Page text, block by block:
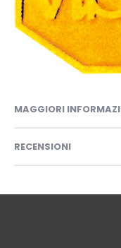
MAGGIORI
RECENSIONI